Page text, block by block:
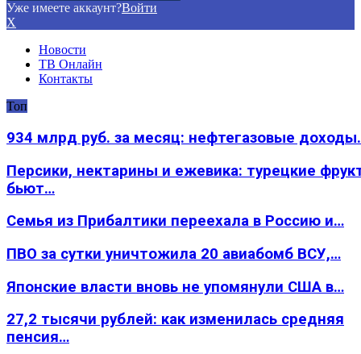
Уже имеете аккаунт?Войти
X
Новости
ТВ Онлайн
Контакты
Топ
934 млрд руб. за месяц: нефтегазовые
Персики, нектарины и ежевика: турецкие
бьют…
Семья из Прибалтики переехала в Россию и…
ПВО за сутки уничтожила 20 авиабомб ВСУ,…
Японские власти вновь не упомянули США в…
27,2 тысячи рублей: как изменилась средняя
пенсия…